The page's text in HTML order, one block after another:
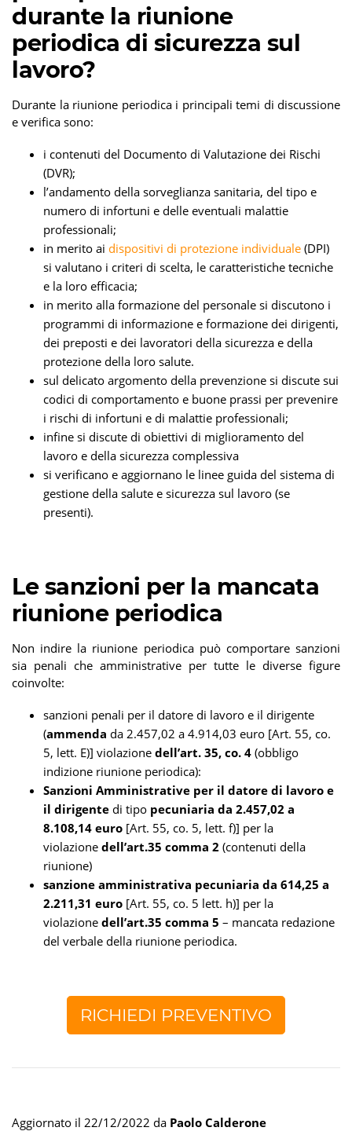
durante la riunione
periodica di sicurezza sul
lavoro?
Durante la riunione periodica i principali temi di discussione
e verifica sono:
i contenuti del Documento di Valutazione dei Rischi
(DVR);
l’andamento della sorveglianza sanitaria, del tipo e
numero di infortuni e delle eventuali malattie
professionali;
in merito ai dispositivi di protezione individuale (DPI)
si valutano i criteri di scelta, le caratteristiche tecniche
e la loro efficacia;
in merito alla formazione del personale si discutono i
programmi di informazione e formazione dei dirigenti,
dei preposti e dei lavoratori della sicurezza e della
protezione della loro salute.
sul delicato argomento della prevenzione si discute sui
codici di comportamento e buone prassi per prevenire
i rischi di infortuni e di malattie professionali;
infine si discute di obiettivi di miglioramento del
lavoro e della sicurezza complessiva
si verificano e aggiornano le linee guida del sistema di
gestione della salute e sicurezza sul lavoro (se
presenti).
Le sanzioni per la mancata
riunione periodica
Non indire la riunione periodica può comportare sanzioni
sia penali che amministrative per tutte le diverse figure
coinvolte:
sanzioni penali per il datore di lavoro e il dirigente
(ammenda da 2.457,02 a 4.914,03 euro [Art. 55, co.
5, lett. E)] violazione dell’art. 35, co. 4 (obbligo
indizione riunione periodica):
Sanzioni Amministrative per il datore di lavoro e
il dirigente di tipo pecuniaria da 2.457,02 a
8.108,14 euro [Art. 55, co. 5, lett. f)] per la
violazione dell’art.35 comma 2 (contenuti della
riunione)
sanzione amministrativa pecuniaria da 614,25 a
2.211,31 euro [Art. 55, co. 5 lett. h)] per la
violazione dell’art.35 comma 5 – mancata redazione
del verbale della riunione periodica.
RICHIEDI PREVENTIVO
Aggiornato il 22/12/2022 da Paolo Calderone